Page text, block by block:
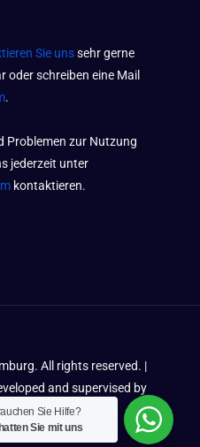
Sie unssehr gerne
schreiben eine Mail
.
Problemen zur Nutzung
jederzeit unter
kontaktieren.
All rights reserved. |
and supervised by
Sie Hilfe?
Sie mit uns